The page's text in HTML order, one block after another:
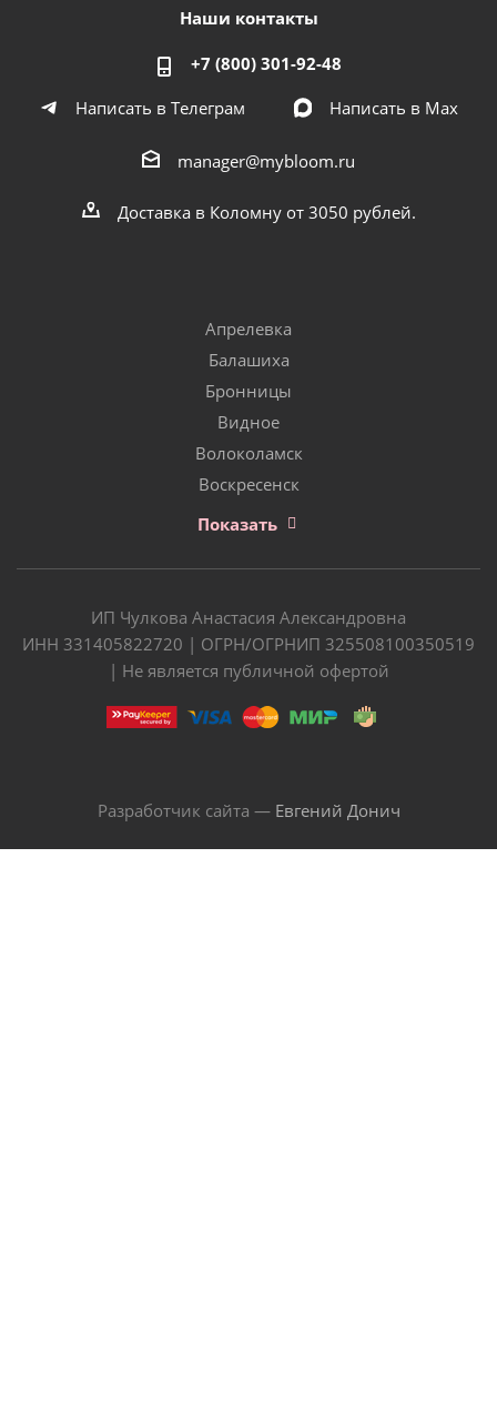
Наши контакты
+7 (800) 301-92-48
Написать в Телеграм
Написать в Мах
manager@mybloom.ru
Доставка в Коломну от 3050 рублей.
Апрелевка
Балашиха
Бронницы
Видное
Волоколамск
Воскресенск
Показать
ИП Чулкова Анастасия Александровна
ИНН 331405822720 | ОГРН/ОГРНИП 325508100350519
| Не является публичной офертой
Разработчик сайта — Евгений Донич